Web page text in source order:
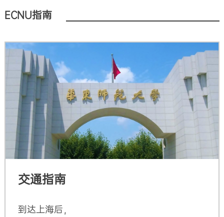
ECNU指南
交通指南
到达上海后，